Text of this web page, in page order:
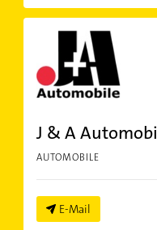
J & A
AUTOMOBILE
E-Mail